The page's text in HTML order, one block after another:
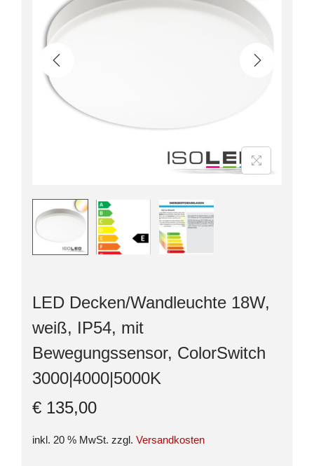
LED Decken/Wandleuchte 18W,
weiß, IP54, mit
Bewegungssensor, ColorSwitch
3000|4000|5000K
€ 135,00
inkl. 20 % MwSt. zzgl. Versandkosten